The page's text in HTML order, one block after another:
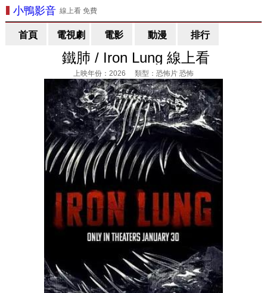
小鴨影音線上看 免費
首頁 電視劇 電影 動漫 排行
鐵肺 / Iron Lung 線上看
上映年份：2026 類型：恐怖片 恐怖